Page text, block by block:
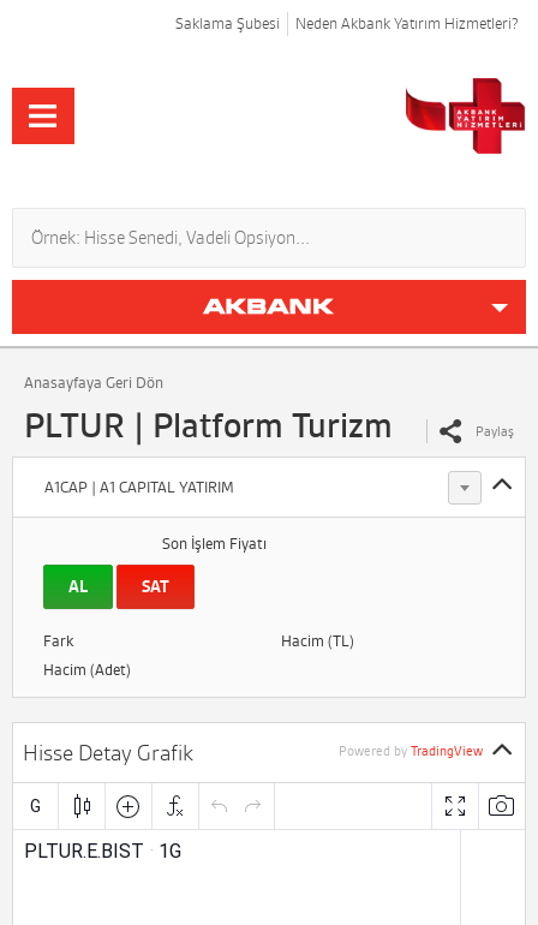
Saklama Şubesi Neden Akbank Yatırım Hizmetleri?
Anasayfaya Geri Dön
PLTUR | Platform Turizm Paylaş
A1CAP | A1 CAPITAL YATIRIM
Son İşlem Fiyatı
AL SAT
Fark
Hacim (TL)
Hacim (Adet)
Hisse Detay Grafik Powered by TradingView